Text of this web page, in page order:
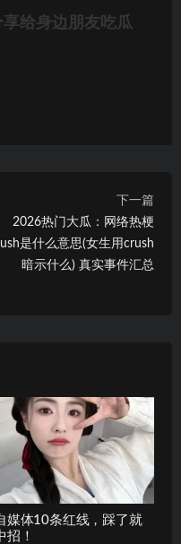
给身边朋友吃瓜
下一篇
2026热门大瓜：网络热梗
是什么意思(女生用crush
暗示什么) 真实事件汇总
媒体10条红线，踩了就
招！